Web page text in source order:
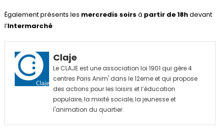
Également présents les mercredis soirs à partir de 18hdevant
l’Intermarché
Claje
Le CLAJE est une association loi 1901 qui gère 4
centres Paris Anim' dans le 12eme et qui propose
des actions pour les loisirs et l’éducation
populaire, la mixité sociale, la jeunesse et
l'animation du quartier.